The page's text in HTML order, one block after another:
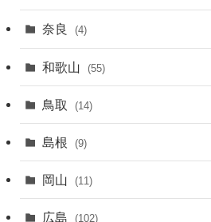
奈良 (4)
和歌山 (55)
鳥取 (14)
島根 (9)
岡山 (11)
広島 (102)